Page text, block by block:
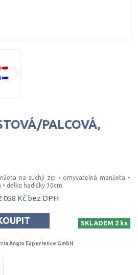
PALCOVÁ,
na suchý zip • omyvatelná manžeta •
délka hadičky 30cm
058 Kč bez DPH
SKLADEM 2 ks
Angio Experience GmbH